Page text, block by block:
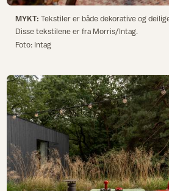
MYKT: Tekstiler er både dekorative og
Disse tekstilene er fra Morris/Intag.
Foto: Intag